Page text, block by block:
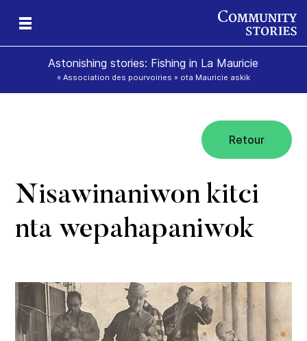
Astonishing stories: Fishing in La Mauricie
« Association des pourvoiries » ota Mauricie askik
Retour
Nisawinaniwon kitci
nta wepahapaniwok